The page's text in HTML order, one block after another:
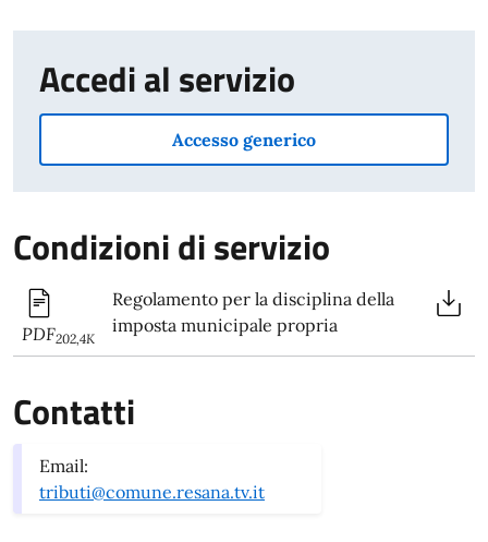
Accedi al servizio
Accesso generico
Condizioni di servizio
PDF202,4K
Regolamento per la disciplina della
imposta municipale propria
Contatti
Email:
tributi@comune.resana.tv.it